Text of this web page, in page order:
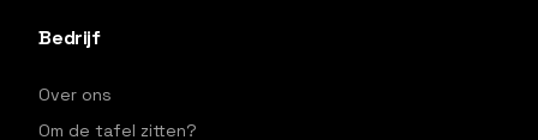
Bedrijf
Over ons
Om de tafel zitten?